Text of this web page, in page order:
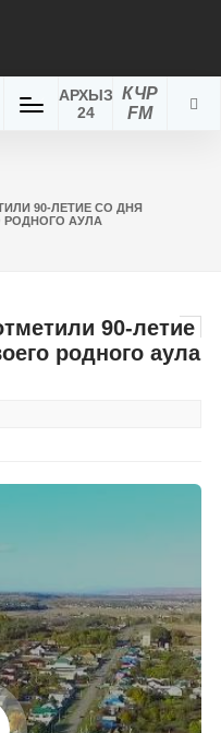
КЧР
FM
АРХЫЗ
24
90-ЛЕТИЕ СО ДНЯ
РОДНОГО АУЛА
90-летие
родного аула